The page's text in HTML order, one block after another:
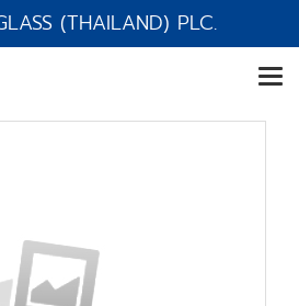
(THAILAND) PLC.